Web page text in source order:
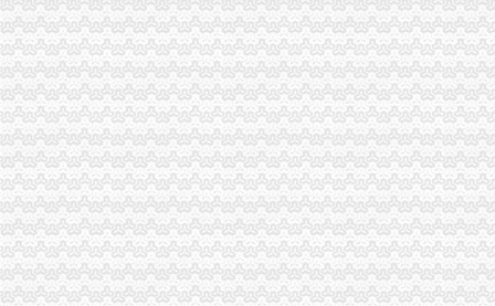
青海企业进出口权申请的条件及要求-会计/审计-久久信息网
企业申请进出口权及出口退税申请的条件-福建厦门会计审计信息
郑州进出口退税申请条件_搜狐其它_搜狐网
天津东丽如何申请进出口权,进出口权申请条件-咨询培训-水母网
办理北京进出口权进出口许可证的申请条件是什么需要哪些资料-北京
南昌内资公司如何申请进出口权,申请进出口权资质的条件-登尼服
公布《2016年原油非国营贸易进口允许量总量、申请条件和申请程序
南昌企业申请进出口权,如何办理进出口权申请,进出口权申请条件
南京外贸公司进出口经营权申请条件及流程-深圳酷易搜
2012年非国营贸易申请原油进口条件及流程（转载）_进出口贸易_天
鑫南财务--进出口经营权申办条件办理流程需要哪此材料_【公司注册
深圳进出口权申请条件、材料、流程、时间及费用-深圳58同城
申请注册进出口公司需要具备什么条件？—多有米